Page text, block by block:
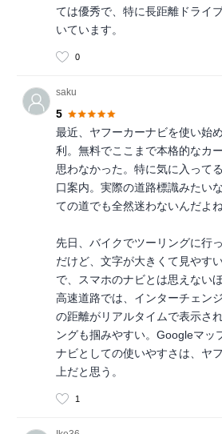
ては優秀で、特に長距離ドライ
いています。
0
saku
5
最近、ヤフーカーナビを使い始
利。無料でここまで本格的なカ
思わなかった。特に気に入って
口案内。実際の道路標識みたい
ての道でも全然迷わないんだよね
先日、バイクでツーリングに行
だけど、文字が大きくて見やす
で、スマホのナビとは思えない
高速道路では、インターチェン
の距離がリアルタイムで表示さ
ングも掴みやすい。Googleマッ
ナビとしての使いやすさは、ヤ
上だと思う。
1